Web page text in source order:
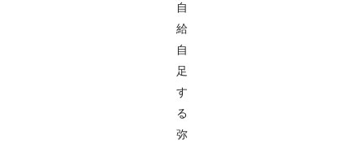
自
給
自
足
す
る
弥